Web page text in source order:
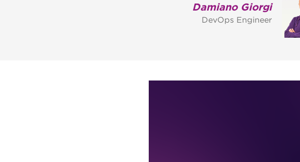
Damiano Giorgi
DevOps Engineer